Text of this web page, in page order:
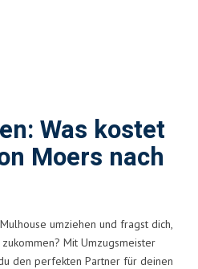
Was kostet
Moers nach
umziehen und fragst dich,
Mit Umzugsmeister
den perfekten Partner für deinen